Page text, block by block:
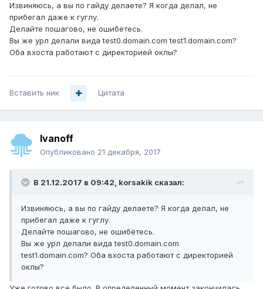
Извиняюсь, а вы по гайду делаете? Я когда делал, не
прибегал даже к гуглу.
Делайте пошагово, не ошибётесь.
Вы же урл делали вида test0.domain.com test1.domain.com?
Оба вхоста работают с директорией оклы?
Вставить ник Цитата
Ivanoff
Опубликовано 21 декабря, 2017
В 21.12.2017 в 09:42, korsakik сказал:
Извиняюсь, а вы по гайду делаете? Я когда делал, не
прибегал даже к гуглу.
Делайте пошагово, не ошибётесь.
Вы же урл делали вида test0.domain.com
test1.domain.com? Оба вхоста работают с директорией
оклы?